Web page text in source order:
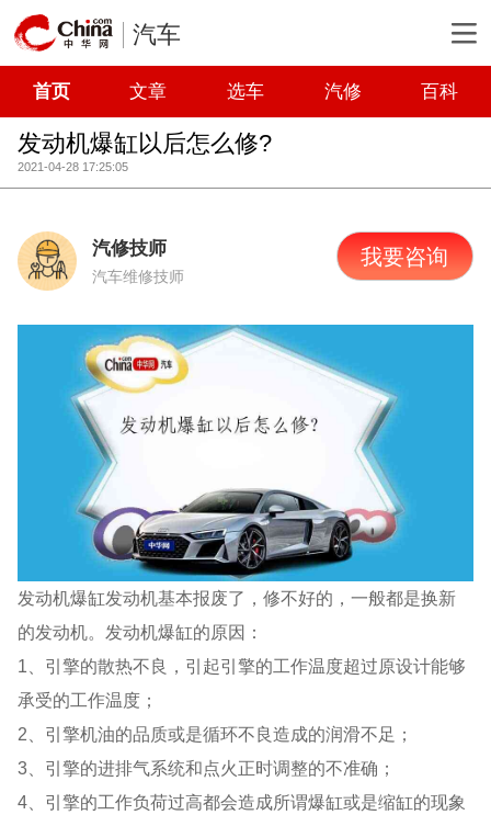
汽车
首页 文章 选车 汽修 百科
发动机爆缸以后怎么修?
2021-04-28 17:25:05
汽修技师
汽车维修技师
我要咨询
发动机爆缸发动机基本报废了，修不好的，一般都是换新
的发动机。发动机爆缸的原因：
1、引擎的散热不良，引起引擎的工作温度超过原设计能够
承受的工作温度；
2、引擎机油的品质或是循环不良造成的润滑不足；
3、引擎的进排气系统和点火正时调整的不准确；
4、引擎的工作负荷过高都会造成所谓爆缸或是缩缸的现象